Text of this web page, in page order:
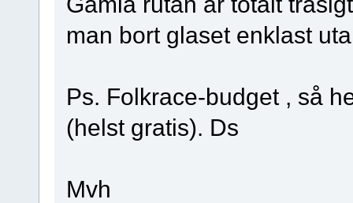
man bort glaset enklast
Ps. Folkrace-budget , så
(helst gratis). Ds
Mvh